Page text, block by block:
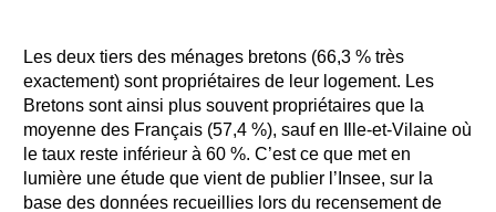
Les deux tiers des ménages bretons (66,3 % très
exactement) sont propriétaires de leur logement. Les
Bretons sont ainsi plus souvent propriétaires que la
moyenne des Français (57,4 %), sauf en Ille-et-Vilaine où
le taux reste inférieur à 60 %. C’est ce que met en
lumière une étude que vient de publier l’Insee, sur la
base des données recueillies lors du recensement de